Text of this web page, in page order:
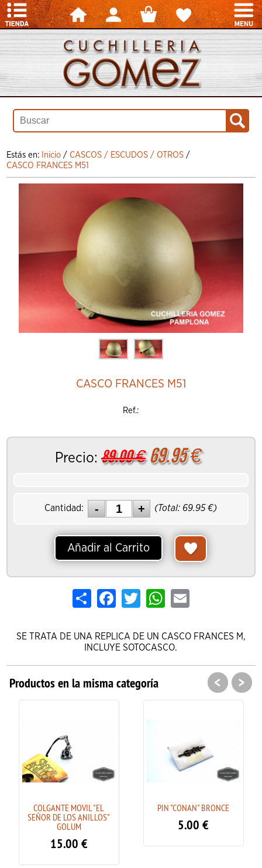
Estás en: Inicio /CASCOS / ESCUDOS / OTROS /
CASCO FRANCES M51
CASCO FRANCES M51
Ref.:
Precio: 89.00€ 69.95€
Cantidad: (Total: 69.95 €)
Añadir al Carrito
Share FacebookTwitterWhatsApp
Email
SE TRATA DE UNA REPLICA DE UN CASCO FRANCES M,
INCLUYE SOTOCASCO.
Productos en la misma categoría
COLGANTE MOVIL "EL
SEÑOR DE LOS ANILLOS"
GOLUM
15.00 €
PIN "CONAN" BRONCE
5.00 €
< >